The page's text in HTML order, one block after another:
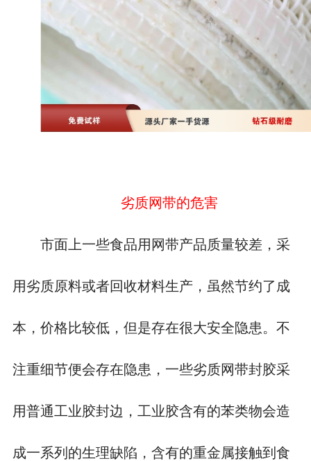
劣质网带的危害
市面上一些食品用网带产品质量较差，采
用劣质原料或者回收材料生产，虽然节约了成
本，价格比较低，但是存在很大安全隐患。不
注重细节便会存在隐患，一些劣质网带封胶采
用普通工业胶封边，工业胶含有的苯类物会造
成一系列的生理缺陷，含有的重金属接触到食